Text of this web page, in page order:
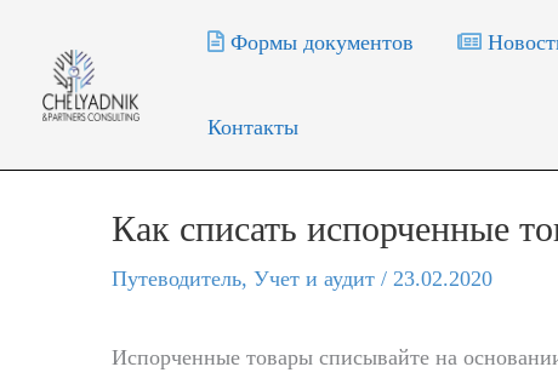
содержимому
Формы документов
Контакты
Как списать испорченные
Путеводитель, Учет и аудит / 23.02.2020
Испорченные товары списывайте на